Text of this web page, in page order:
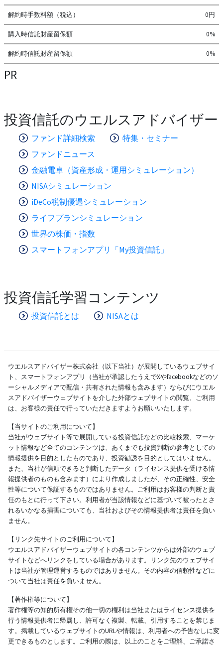
解約時手数料額（税込） 0円
購入時信託財産留保額 0%
解約時信託財産留保額 0%
PR
投資信託のウエルスアドバイザー
ファンド詳細検索
特集・セミナー
ファンドニュース
金融電卓（資産形成・運用シミュレーション）
NISAシミュレーション
iDeCo税制優遇シミュレーション
ライフプランシミュレーション
世界の株価・指数
スマートフォンアプリ「My投資信託」
投資信託学習コンテンツ
投資信託とは NISAとは
ウエルスアドバイザー株式会社（以下当社）が展開しているウェブサイ
ト、スマートフォンアプリ（当社が承認したうえでXやfacebookなどのソ
ーシャルメディアで配信・共有された情報も含みます）ならびにウエル
スアドバイザーウェブサイトを介した外部ウェブサイトの閲覧、ご利用
は、お客様の責任で行っていただきますようお願いいたします。
【当サイトのご利用について】
当社がウェブサイト等で展開している投資信託などの比較検索、マーケ
ット情報など全てのコンテンツは、あくまでも投資判断の参考としての
情報提供を目的としたものであり、投資勧誘を目的としてはいません。
また、当社が信頼できると判断したデータ（ライセンス提供を受ける情
報提供者のものも含みます）により作成しましたが、その正確性、安全
性等について保証するものではありません。ご利用はお客様の判断と責
任のもとに行って下さい。利用者が当該情報などに基づいて被ったとさ
れるいかなる損害についても、当社およびその情報提供者は責任を負い
ません。
【リンク先サイトのご利用について】
ウエルスアドバイザーウェブサイトの各コンテンツからは外部のウェブ
サイトなどへリンクをしている場合があります。リンク先のウェブサイ
トは当社が管理運営するものではありません。その内容の信頼性などに
ついて当社は責任を負いません。
【著作権等について】
著作権等の知的所有権その他一切の権利は当社またはライセンス提供を
行う情報提供者に帰属し、許可なく複製、転載、引用することを禁じま
す。掲載しているウェブサイトのURLや情報は、利用者への予告なしに変
更できるものとします。ご利用の際は、以上のことをご理解、ご承諾さ